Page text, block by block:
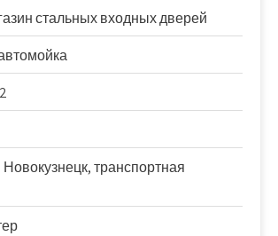
стальных входных дверей
транспортная